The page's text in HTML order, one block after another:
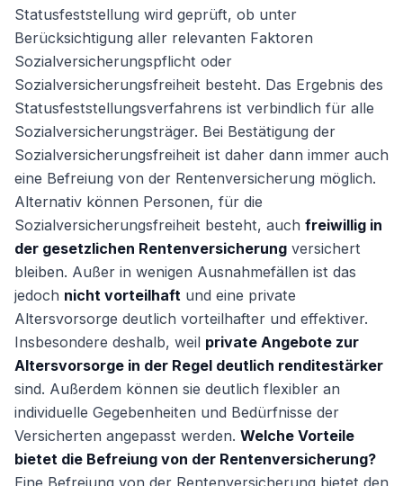
Statusfeststellung wird geprüft, ob unter
Berücksichtigung aller relevanten Faktoren
Sozialversicherungspflicht oder
Sozialversicherungsfreiheit besteht. Das Ergebnis des
Statusfeststellungsverfahrens ist verbindlich für alle
Sozialversicherungsträger. Bei Bestätigung der
Sozialversicherungsfreiheit ist daher dann immer auch
eine Befreiung von der Rentenversicherung möglich.
Alternativ können Personen, für die
Sozialversicherungsfreiheit besteht, auch freiwillig in
der gesetzlichen Rentenversicherung versichert
bleiben. Außer in wenigen Ausnahmefällen ist das
jedoch nicht vorteilhaft und eine private
Altersvorsorge deutlich vorteilhafter und effektiver.
Insbesondere deshalb, weil private Angebote zur
Altersvorsorge in der Regel deutlich renditestärker
sind. Außerdem können sie deutlich flexibler an
individuelle Gegebenheiten und Bedürfnisse der
Versicherten angepasst werden. Welche Vorteile
bietet die Befreiung von der Rentenversicherung?
Eine Befreiung von der Rentenversicherung bietet den